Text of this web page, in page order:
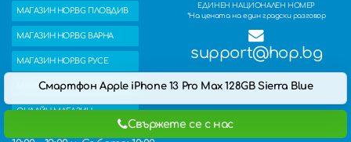
Смартфон Apple iPhone 13 Pro Max 128GB Sierra Blue
МАГАЗИН HOP.BG ПЛОВДИВ
МАГАЗИН HOP.BG ВАРНА
МАГАЗИН HOP.BG РУСЕ
МАГАЗИН HOP.BG ПЛЕВЕН
ОНЛАЙН МАГАЗИН
Понеделник - Петък:
ЕДИНЕН НАЦИОНАЛЕН НОМЕР
*На цената на един градски разговор
support@hop.bg
Свържете се с нас